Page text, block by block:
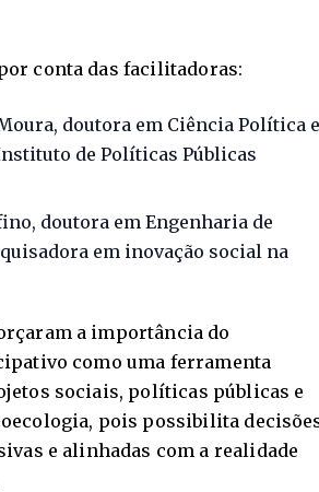
conta das facilitadoras:
doutora em Ciência Política e
de Políticas Públicas
doutora em Engenharia de
em inovação social na
a importância do
como uma ferramenta
sociais, políticas públicas e
pois possibilita
e alinhadas com a realidade